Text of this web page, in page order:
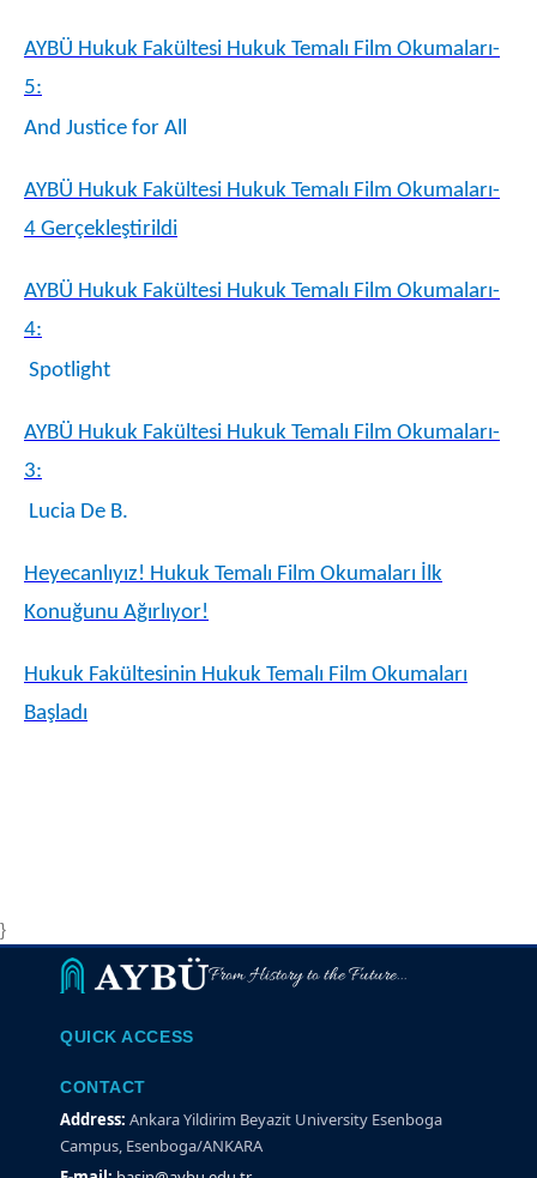
AYBÜ Hukuk Fakültesi Hukuk Temalı Film Okumaları-
5:
And Justice for All
AYBÜ Hukuk Fakültesi Hukuk Temalı Film Okumaları-
4 Gerçekleştirildi
AYBÜ Hukuk Fakültesi Hukuk Temalı Film Okumaları-
4:
Spotlight
AYBÜ Hukuk Fakültesi Hukuk Temalı Film Okumaları-
3:
Lucia De B.
Heyecanlıyız! Hukuk Temalı Film Okumaları İlk
Konuğunu Ağırlıyor!
Hukuk Fakültesinin Hukuk Temalı Film Okumaları
Başladı
}
From History to the Future...
QUICK ACCESS
CONTACT
Address: Ankara Yildirim Beyazit University Esenboga
Campus, Esenboga/ANKARA